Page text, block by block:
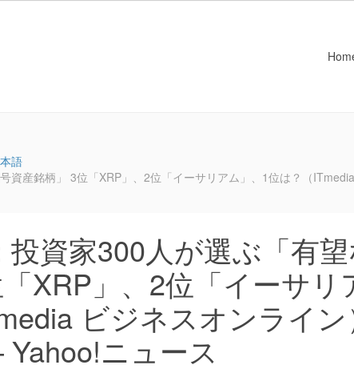
語
資産銘柄」 3位「XRP」、2位「イーサリアム」、1位は？（
資家300人が選ぶ「有
XRP」、2位「イーサリ
ビジネスオンライン
ニュース